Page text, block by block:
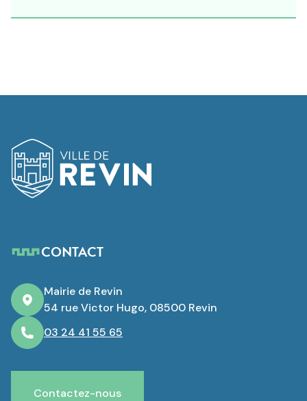
CONTACT
Mairie de Revin
54 rue Victor Hugo, 08500 Revin
03 24 41 55 65
Contactez-nous